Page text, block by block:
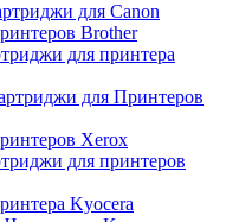
для Сanon
Brother
для принтера
для Принтеров
Xerox
для принтеров
Kyocera